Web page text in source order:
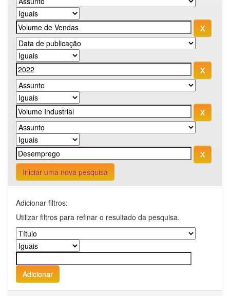
Iniciar uma nova pesquisa
Adicionar filtros:
Utilizar filtros para refinar o resultado da pesquisa.